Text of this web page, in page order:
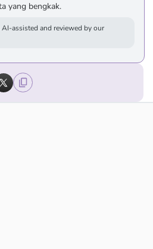
yang bengkak.
assisted and reviewed by our